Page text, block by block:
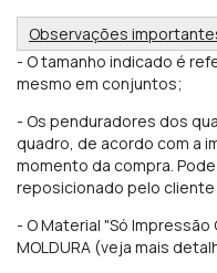
Observações
- O tamanho indicado é
mesmo em conjuntos;
- Os penduradores dos
quadro, de acordo com a
momento da compra.
reposicionado pelo
- O Material "Só Impressão
MOLDURA (veja mais